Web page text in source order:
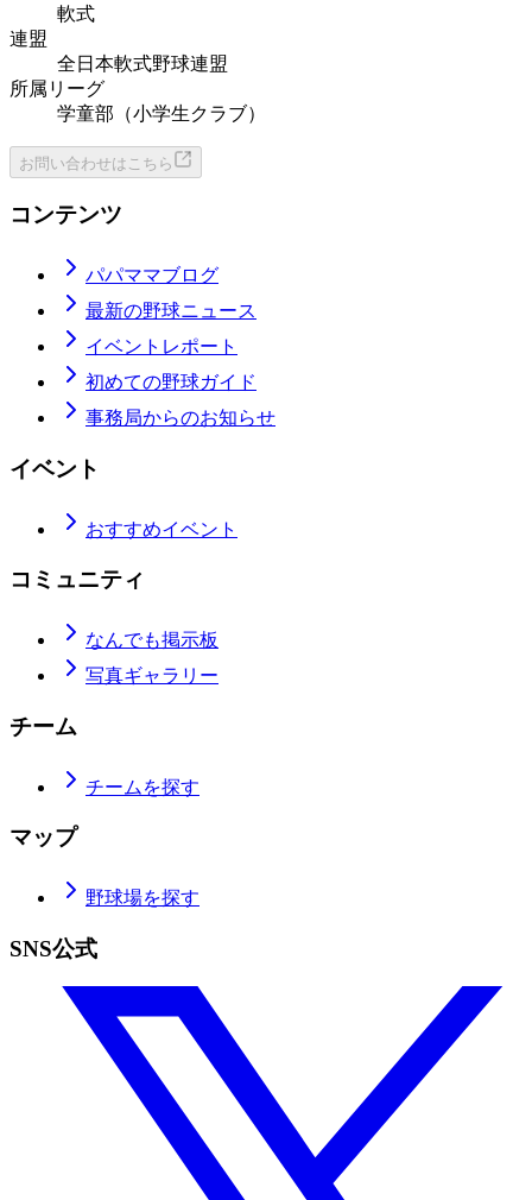
軟式
連盟
全日本軟式野球連盟
所属リーグ
学童部（小学生クラブ）
お問い合わせはこちら
コンテンツ
パパママブログ
最新の野球ニュース
イベントレポート
初めての野球ガイド
事務局からのお知らせ
イベント
おすすめイベント
コミュニティ
なんでも掲示板
写真ギャラリー
チーム
チームを探す
マップ
野球場を探す
SNS公式